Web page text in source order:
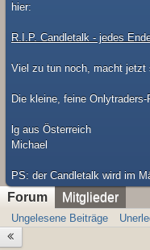
hier:
R.I.P. Candletalk - jedes
Viel zu tun noch, macht jetzt
Die kleine, feine
lg aus Österreich
Michael
​PS: der Candletalk wird im
Forum Mitglieder
Ungelesene Beiträge